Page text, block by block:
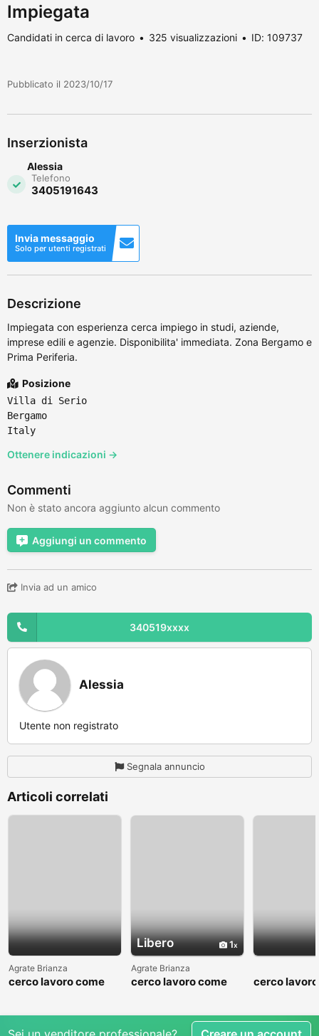
Impiegata
Candidati in cerca di lavoro 325 visualizzazioni ID: 109737
Pubblicato il 2023/10/17
Inserzionista
Alessia
Telefono
3405191643
Invia messaggio
Solo per utenti registrati
Descrizione
Impiegata con esperienza cerca impiego in studi, aziende,
imprese edili e agenzie. Disponibilita' immediata. Zona Bergamo e
Prima Periferia.
Posizione
Villa di Serio
Bergamo
Italy
Ottenere indicazioni →
Commenti
Non è stato ancora aggiunto alcun commento
Aggiungi un commento
Invia ad un amico
340519xxxx
Alessia
Utente non registrato
Segnala annuncio
Articoli correlati
Agrate Brianza
cerco lavoro come
Libero 1
Agrate Brianza
cerco lavoro come
cerco